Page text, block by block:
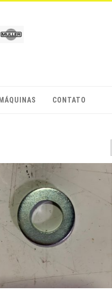
MÁQUINAS CONTATO